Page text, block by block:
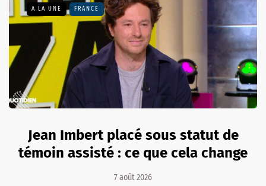
A LA UNE FRANCE
Jean Imbert placé sous statut de
témoin assisté : ce que cela change
7 août 2026